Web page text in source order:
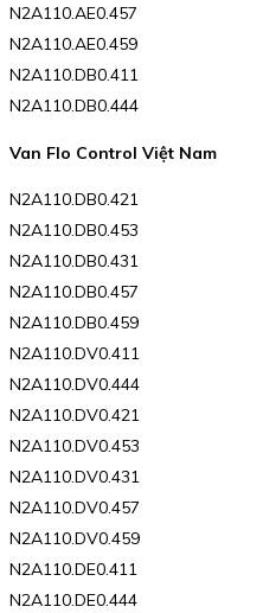
N2A110.AE0.457
N2A110.AE0.459
N2A110.DB0.411
N2A110.DB0.444
Van Flo Control Việt Nam
N2A110.DB0.421
N2A110.DB0.453
N2A110.DB0.431
N2A110.DB0.457
N2A110.DB0.459
N2A110.DV0.411
N2A110.DV0.444
N2A110.DV0.421
N2A110.DV0.453
N2A110.DV0.431
N2A110.DV0.457
N2A110.DV0.459
N2A110.DE0.411
N2A110.DE0.444